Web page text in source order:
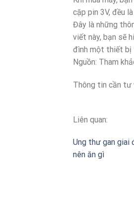
cặp pin 3V, đều
Đây là những
viết này, bạn sẽ
đình một thiết bị
Nguồn: Tham
Thông tin cần tư
Liên quan:
Ung thư gan giai
nên ăn gì